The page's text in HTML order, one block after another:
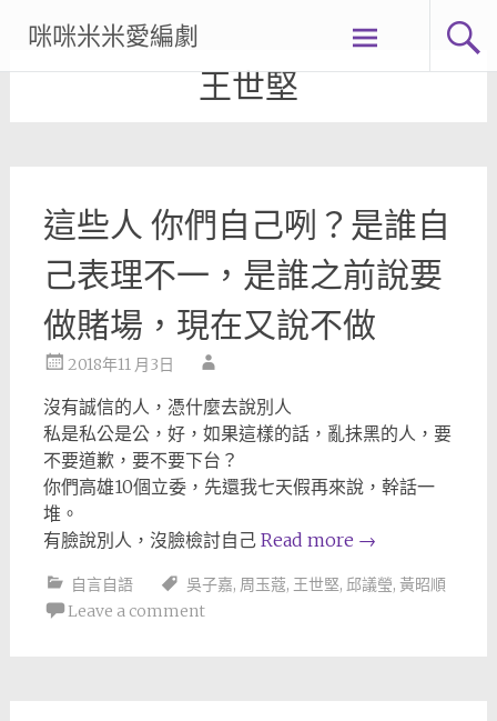
content
咪咪米米愛編劇
王世堅
這些人 你們自己咧？是誰自
己表理不一，是誰之前說要
做賭場，現在又說不做
2018年11 月3日
沒有誠信的人，憑什麼去說別人
私是私公是公，好，如果這樣的話，亂抺黑的人，要
不要道歉，要不要下台？
你們高雄10個立委，先還我七天假再來說，幹話一
堆。
有臉說別人，沒臉檢討自己 Read more →
自言自語 吳子嘉, 周玉蔻, 王世堅, 邱議瑩, 黃昭順
Leave a comment